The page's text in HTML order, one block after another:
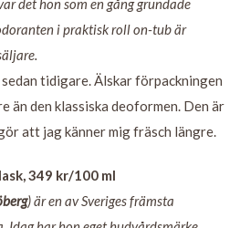
det hon som en gång grundade
i praktisk roll on-tub är
tidigare. Älskar förpackningen
än den klassiska deoformen. Den är
att jag känner mig fräsch längre.
349 kr/100 ml
) är en av Sveriges främsta